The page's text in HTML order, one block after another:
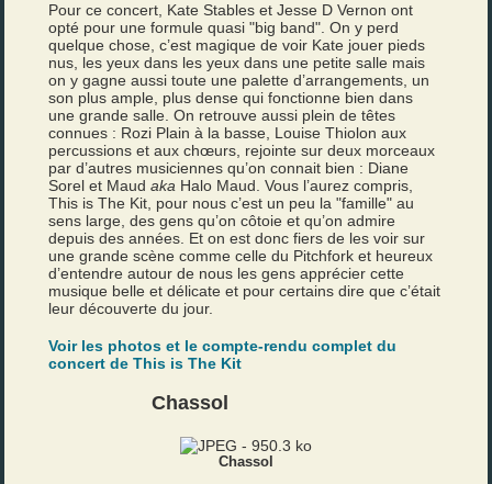
Pour ce concert, Kate Stables et Jesse D Vernon ont
opté pour une formule quasi "big band". On y perd
quelque chose, c’est magique de voir Kate jouer pieds
nus, les yeux dans les yeux dans une petite salle mais
on y gagne aussi toute une palette d’arrangements, un
son plus ample, plus dense qui fonctionne bien dans
une grande salle. On retrouve aussi plein de têtes
connues : Rozi Plain à la basse, Louise Thiolon aux
percussions et aux chœurs, rejointe sur deux morceaux
par d’autres musiciennes qu’on connait bien : Diane
Sorel et Maudaka Halo Maud. Vous l’aurez compris,
This is The Kit, pour nous c’est un peu la "famille" au
sens large, des gens qu’on côtoie et qu’on admire
depuis des années. Et on est donc fiers de les voir sur
une grande scène comme celle du Pitchfork et heureux
d’entendre autour de nous les gens apprécier cette
musique belle et délicate et pour certains dire que c’était
leur découverte du jour.
Voir les photos et le compte-rendu complet du
concert de This is The Kit
Chassol
Chassol